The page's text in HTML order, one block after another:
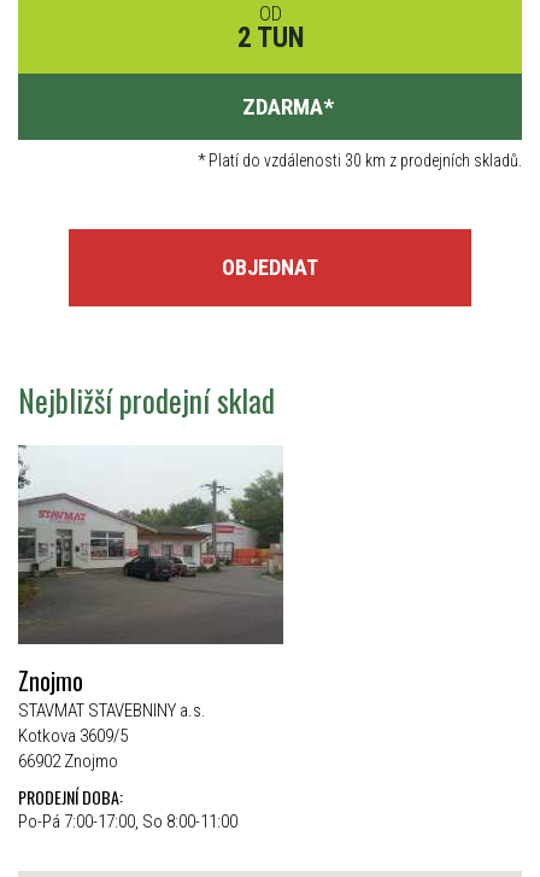
OD
2 TUN
ZDARMA*
*Platí do vzdálenosti 30 km z prodejních skladů.
OBJEDNAT
Nejbližší prodejní sklad
Znojmo
STAVMAT STAVEBNINY a.s.
Kotkova 3609/5
66902 Znojmo
PRODEJNÍ DOBA:
Po-Pá 7:00-17:00, So 8:00-11:00